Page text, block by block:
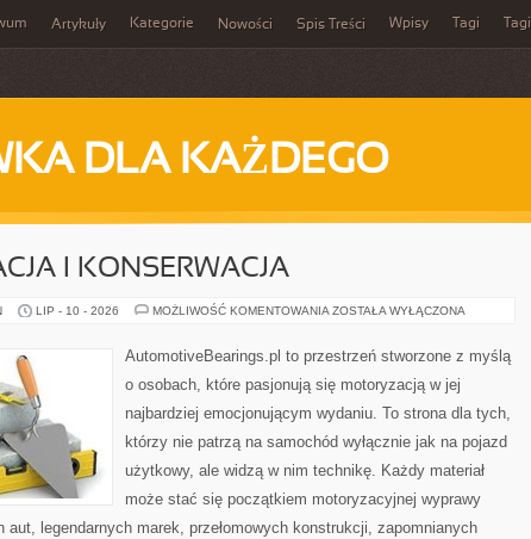
Artykuły Kategorie Nowości Spis Treści Wpisy Tagi Tagi
DLA KAŻDEGO
I KONSERWACJA
LIP - 10 - 2026 MOŻLIWOŚĆ KOMENTOWANIA RESTAURACJA
ZOSTAŁA WYŁĄCZONA
AutomotiveBearings.pl to przestrzeń stworzone z myślą
o osobach, które pasjonują się motoryzacją w jej
najbardziej emocjonującym wydaniu. To strona dla tych,
którzy nie patrzą na samochód wyłącznie jak na pojazd
użytkowy, ale widzą w nim technikę. Każdy materiał
może stać się początkiem motoryzacyjnej wyprawy
aut, legendarnych marek, przełomowych konstrukcji, zapomnianych